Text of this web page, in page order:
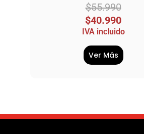
$55.990
$40.990
IVA incluido
Ver Más